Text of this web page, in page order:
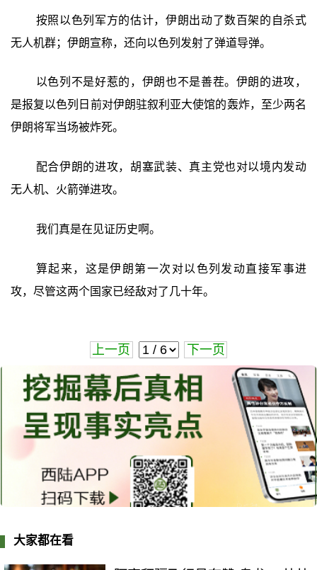
按照以色列军方的估计，伊朗出动了数百架的自杀式
无人机群；伊朗宣称，还向以色列发射了弹道导弹。
以色列不是好惹的，伊朗也不是善茬。伊朗的进攻，
是报复以色列日前对伊朗驻叙利亚大使馆的轰炸，至少两名
伊朗将军当场被炸死。
配合伊朗的进攻，胡塞武装、真主党也对以境内发动
无人机、火箭弹进攻。
我们真是在见证历史啊。
算起来，这是伊朗第一次对以色列发动直接军事进
攻，尽管这两个国家已经敌对了几十年。
上一页 下一页
大家都在看